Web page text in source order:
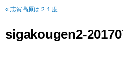
« 志賀高原は２１度
sigakougen2-